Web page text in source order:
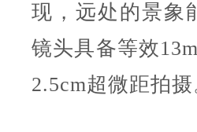
现，远处的景象
镜头具备等效
2.5cm超微距拍摄